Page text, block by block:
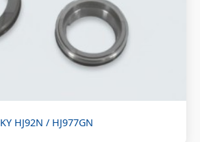
KY HJ92N / HJ977GN